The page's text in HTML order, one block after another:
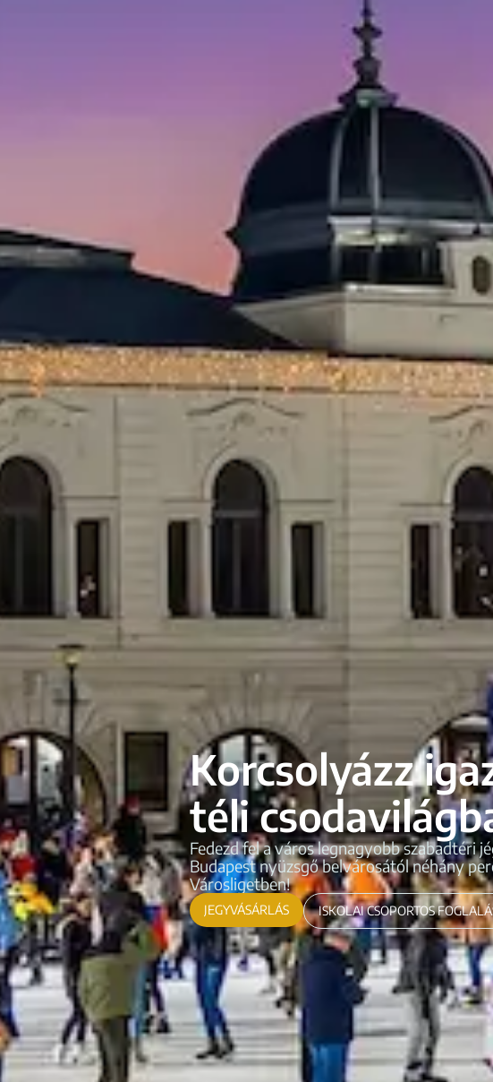
Korcsolyázz
téli
Fedezd fel a város legnagyobb szabadtéri
Budapest nyüzsgő belvárosától néhány
Városligetben!
JEGYVÁSÁRLÁS ISKOLAI CSOPORTOS